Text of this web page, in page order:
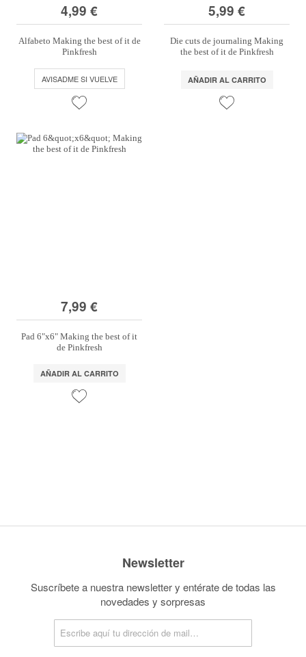
4,99 €
Alfabeto Making the best of it de
Pinkfresh
AVISADME SI VUELVE
5,99 €
Die cuts de journaling Making
the best of it de Pinkfresh
AÑADIR AL CARRITO
7,99 €
Pad 6"x6" Making the best of it
de Pinkfresh
AÑADIR AL CARRITO
Newsletter
Suscríbete a nuestra newsletter y entérate de todas las
novedades y sorpresas